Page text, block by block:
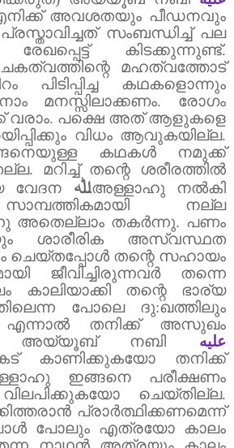
അവശതയും പീഡനവും
സംബന്ധിച്ച് പല
കിടക്കുന്നുണ്ട്.
മഹത്വത്തോട്
പിടിപ്പിച്ച കഥകളൊന്നും
മനസ്സിലാക്കണം.
രോഗം
വരാം. പക്ഷെ അത് ആളുകളെ
വിധം ആവുകയില്ല.
കഥകൾ നമുക്ക്
മറിച്ച് തന്റെ ശരീരത്തിൽ
വേദന ﷲഅള്ളാഹു നൽകി
നല്ല
അതെല്ലാം തകർന്നു. പണം
ശാരീരിക അസ്വസ്ഥത
ചെയ്തപ്പോൾ തന്റെ സഹായം
ജീവിച്ചിരുന്നവർ തന്നെ
കാലിയാക്കി തന്റെ ഭാര്യ
പോലെ ദു:ഖത്തിലും
എന്നാൽ തനിക്ക് അസുഖം
അയ്യൂബ് നബി عليه
കാണിക്കുകയോ തനിക്ക്
ഇങ്ങനെ പരീക്ഷണം
ചെയ്തില്ല.
പ്രാർത്ഥിക്കണമെന്ന്
പോലും എത്രയോ കാലം